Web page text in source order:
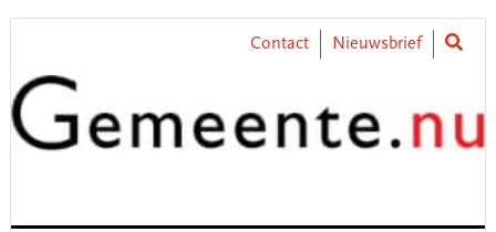
Skip
primary
navigation
Skip
content
Skip
primary
sidebar
Skip
footer
Contact Nieuwsbrief